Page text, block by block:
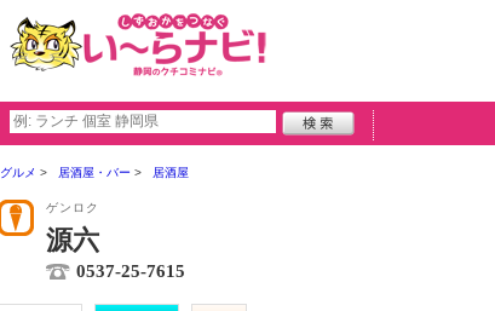
グルメ 居酒屋・バー 居酒屋
ゲンロク
源六
0537-25-7615